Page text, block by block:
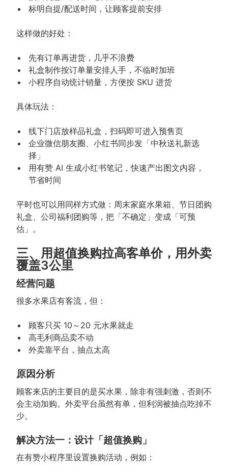
标明自提/配送时间，让顾客提前安排
这样做的好处：
先有订单再进货，几乎不浪费
礼盒制作按订单量安排人手，不临时加班
小程序自动统计销量，方便按 SKU 进货
具体玩法：
线下门店放样品礼盒，扫码即可进入预售页
企业微信朋友圈、小红书同步发「中秋送礼新选
择」
用有赞 AI 生成小红书笔记，快速产出图文内容，
节省时间
平时也可以用同样方式做：周末家庭水果箱、节日团购
礼盒、公司福利团购等，把「不确定」变成「可预
估」。
三、用超值换购拉高客单价，用外卖
覆盖3公里
经营问题
很多水果店有客流，但：
顾客只买 10～20 元水果就走
高毛利商品卖不动
外卖靠平台，抽点太高
原因分析
顾客来店的主要目的是买水果，除非有强刺激，否则不
会主动加购。外卖平台虽然有单，但利润被抽点吃掉不
少。
解决方法一：设计「超值换购」
在有赞小程序里设置换购活动，例如：